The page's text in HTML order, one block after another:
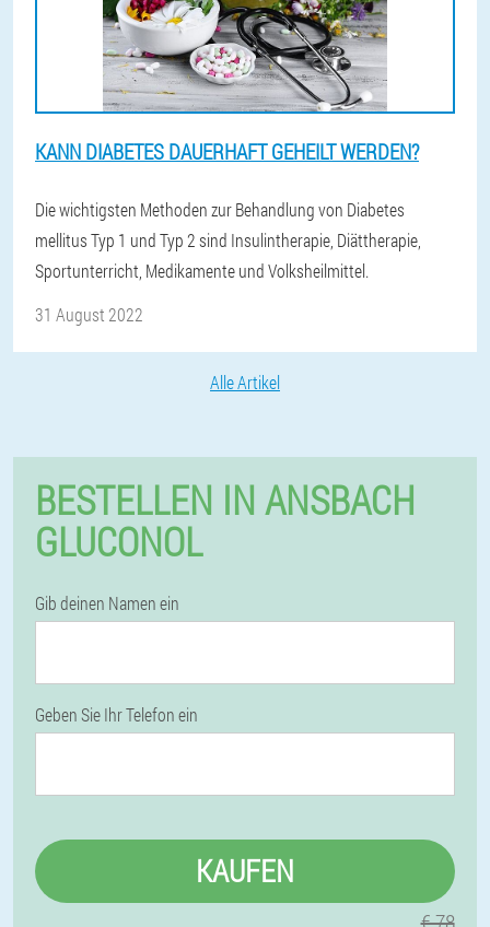
KANN DIABETES DAUERHAFT GEHEILT WERDEN?
Die wichtigsten Methoden zur Behandlung von Diabetes
mellitus Typ 1 und Typ 2 sind Insulintherapie, Diättherapie,
Sportunterricht, Medikamente und Volksheilmittel.
31 August 2022
Alle Artikel
BESTELLEN IN ANSBACH
GLUCONOL
Gib deinen Namen ein
Geben Sie Ihr Telefon ein
KAUFEN